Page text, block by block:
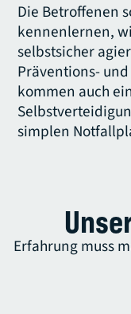
Die Betroffenen
kennenlernen,
selbstsicher
Präventions-
kommen auch
simplen
Erfahrung muss